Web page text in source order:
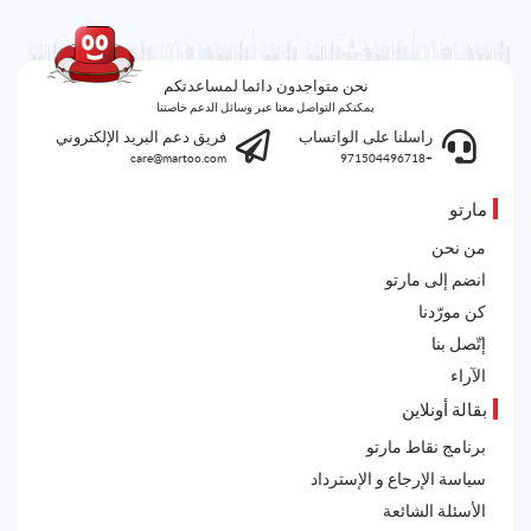
نحن متواجدون دائما لمساعدتكم
يمكنكم التواصل معنا عبر وسائل الدعم خاصتنا
راسلنا على الواتساب
+971504496718
فريق دعم البريد الإلكتروني
care@martoo.com
مارتو
من نحن
انضم إلى مارتو
كن مورّدنا
إتّصل بنا
الآراء
بقالة أونلاين
برنامج نقاط مارتو
سياسة الإرجاع و الإسترداد
الأسئلة الشائعة